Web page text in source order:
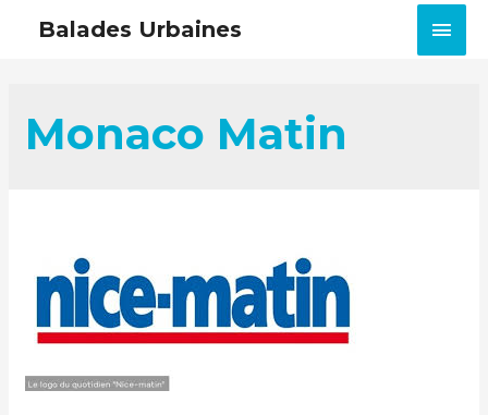
Balades Urbaines
Monaco Matin